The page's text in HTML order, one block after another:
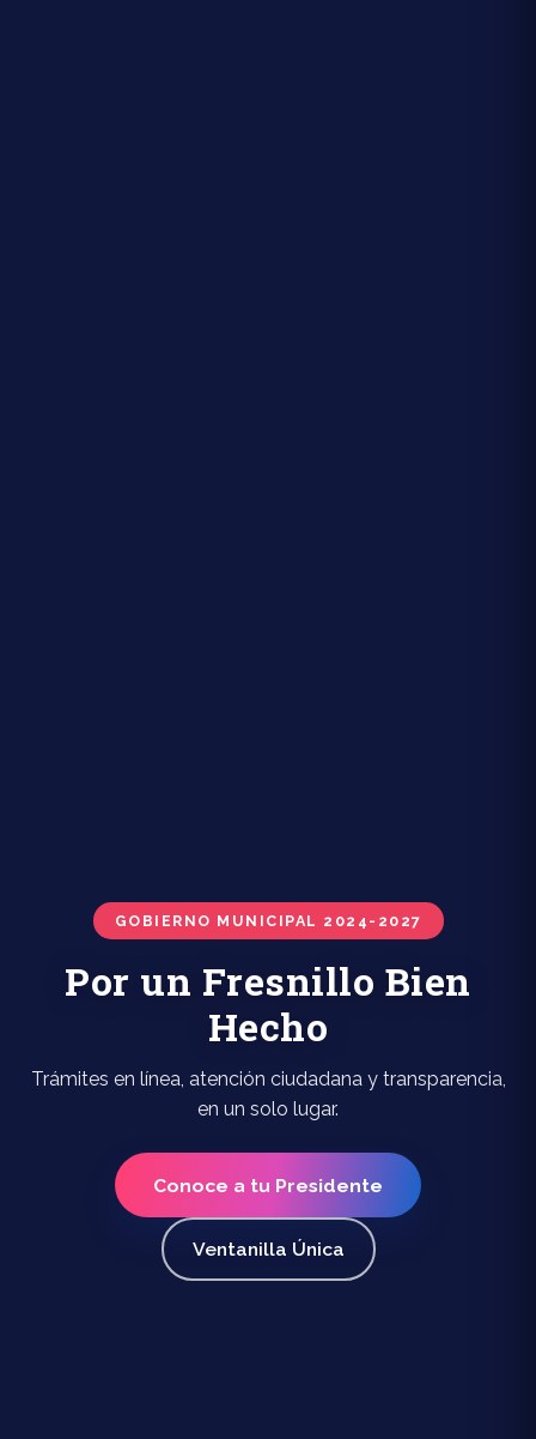
GOBIERNO MUNICIPAL 2024-2027
Por un Fresnillo Bien
Hecho
Trámites en línea, atención ciudadana y transparencia,
en un solo lugar.
Conoce a tu Presidente
Ventanilla Única